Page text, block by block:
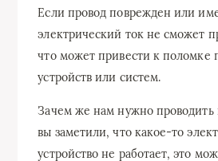
Если провод поврежден или
электрический ток не сможет
что может привести к поломке
устройств или систем.
Зачем же нам нужно проводить
вы заметили, что какое-то
устройство не работает, это